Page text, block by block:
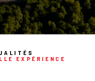
EXPÉRIENCE